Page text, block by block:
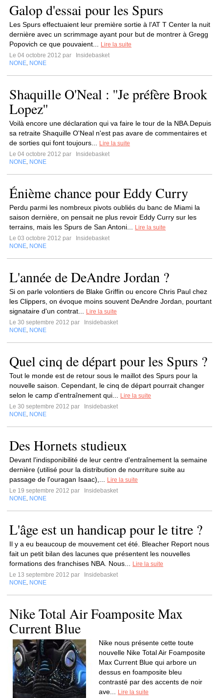
Galop d'essai pour les Spurs
Les Spurs effectuaient leur première sortie à l'AT T Center la nuit
dernière avec un scrimmage ayant pour but de montrer à Gregg
Popovich ce que pouvaient...
Lire la suite
Le 04 octobre 2012 par
Insidebasket
NONE NONE
Shaquille O'Neal : ''Je préfère Brook
Lopez''
Voilà encore une déclaration qui va faire le tour de la NBA.Depuis
sa retraite Shaquille O'Neal n'est pas avare de commentaires et
de sorties qui font toujours...
Lire la suite
Le 04 octobre 2012 par
Insidebasket
NONE NONE
Énième chance pour Eddy Curry
Perdu parmi les nombreux pivots oubliés du banc de Miami la
saison dernière, on pensait ne plus revoir Eddy Curry sur les
terrains, mais les Spurs de San Antoni...
Lire la suite
Le 03 octobre 2012 par
Insidebasket
NONE NONE
L'année de DeAndre Jordan ?
Si on parle volontiers de Blake Griffin ou encore Chris Paul chez
les Clippers, on évoque moins souvent DeAndre Jordan, pourtant
signataire d'un contrat...
Lire la suite
Le 30 septembre 2012 par
Insidebasket
NONE NONE
Quel cinq de départ pour les Spurs ?
Tout le monde est de retour sous le maillot des Spurs pour la
nouvelle saison. Cependant, le cinq de départ pourrait changer
selon le camp d'entraînement qui...
Lire la suite
Le 30 septembre 2012 par
Insidebasket
NONE NONE
Des Hornets studieux
Devant l'indisponibilité de leur centre d'entraînement la semaine
dernière (utilisé pour la distribution de nourriture suite au
passage de l'ouragan Isaac),...
Lire la suite
Le 19 septembre 2012 par
Insidebasket
NONE NONE
L'âge est un handicap pour le titre ?
Il y a eu beaucoup de mouvement cet été. Bleacher Report nous
fait un petit bilan des lacunes que présentent les nouvelles
formations des franchises NBA. Nous...
Lire la suite
Le 13 septembre 2012 par
Insidebasket
NONE NONE
Nike Total Air Foamposite Max
Current Blue
Nike nous présente cette toute
nouvelle Nike Total Air Foamposite
Max Current Blue qui arbore un
dessus en foamposite bleu
contrasté par des accents de noir
ave...
Lire la suite